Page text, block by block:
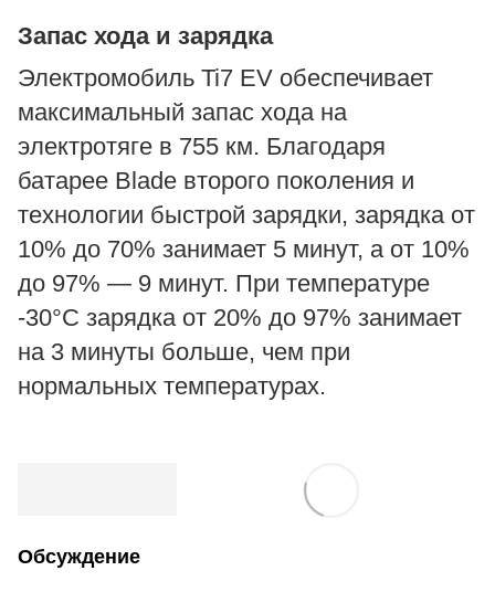
Запас хода и зарядка
Электромобиль Ti7 EV обеспечивает
максимальный запас хода на
электротяге в 755 км. Благодаря
батарее Blade второго поколения и
технологии быстрой зарядки, зарядка от
10% до 70% занимает 5 минут, а от 10%
до 97% — 9 минут. При температуре
-30°C зарядка от 20% до 97% занимает
на 3 минуты больше, чем при
нормальных температурах.
Обсуждение